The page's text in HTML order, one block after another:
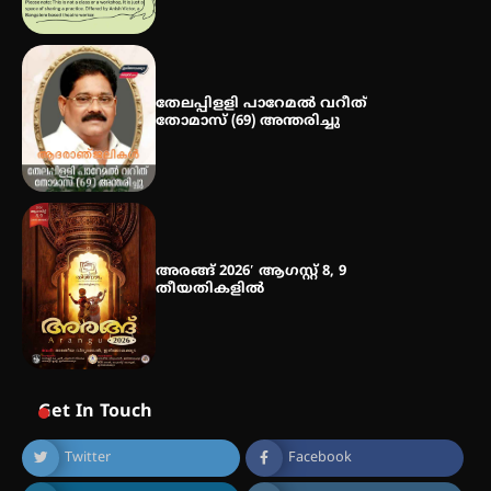
തേലപ്പിളളി പാറേമൽ വറീത്
തോമാസ് (69) അന്തരിച്ചു
അരങ്ങ് 2026′ ആഗസ്റ്റ് 8, 9
തീയതികളിൽ
Get In Touch
Twitter Facebook